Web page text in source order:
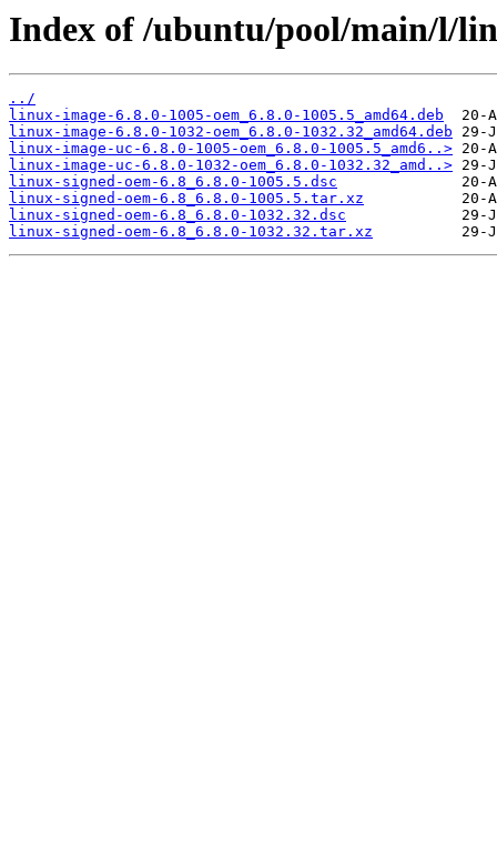
Index of /ubuntu/pool/main/l/
../
linux-image-6.8.0-1005-oem_6.8.0-1005.5_amd64.deb
linux-image-6.8.0-1032-oem_6.8.0-1032.32_amd64.deb
linux-image-uc-6.8.0-1005-oem_6.8.0-1005.5_amd6..>
linux-image-uc-6.8.0-1032-oem_6.8.0-1032.32_amd..>
linux-signed-oem-6.8_6.8.0-1005.5.dsc
linux-signed-oem-6.8_6.8.0-1005.5.tar.xz
linux-signed-oem-6.8_6.8.0-1032.32.dsc
linux-signed-oem-6.8_6.8.0-1032.32.tar.xz